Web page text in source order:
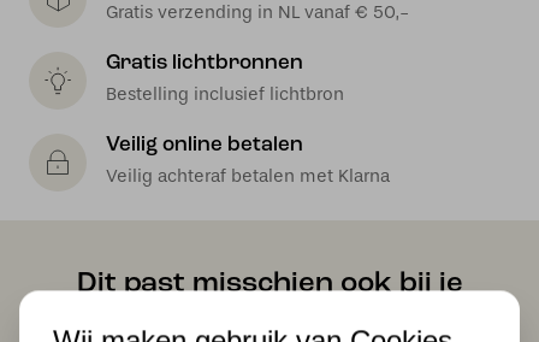
Gratis verzending in NL vanaf € 50,-
Gratis lichtbronnen
Bestelling inclusief lichtbron
Veilig online betalen
Veilig achteraf betalen met Klarna
Dit past misschien ook bij je